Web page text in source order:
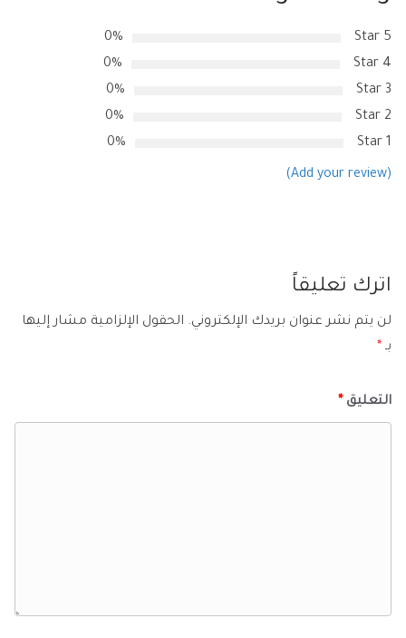
5 Star
0%
4 Star
0%
3 Star
0%
2 Star
0%
1 Star
0%
(Add your review)
اترك تعليقاً
لن يتم نشر عنوان بريدك الإلكتروني. الحقول الإلزامية مشار إليها
بـ *
التعليق *